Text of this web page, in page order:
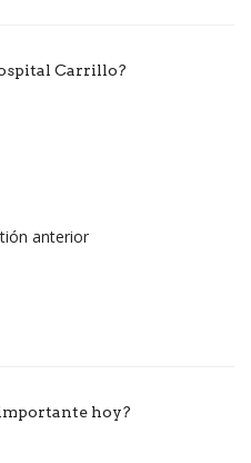
Carrillo?
anterior
hoy?